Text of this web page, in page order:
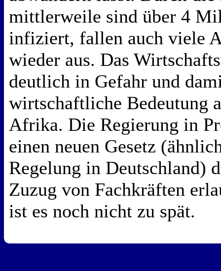
mittlerweile sind über 4
infiziert, fallen auch viele
wieder aus. Das
deutlich in Gefahr und
wirtschaftliche Bedeutung
Afrika. Die Regierung in
einen neuen Gesetz
Regelung in Deutschland)
Zuzug von Fachkräften
ist es noch nicht zu spät.